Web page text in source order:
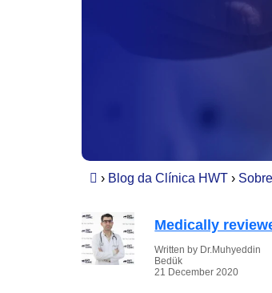
› Blog da Clínica HWT ›
Medically
Written by Dr.Muhyeddin
Bedük
21 December 2020